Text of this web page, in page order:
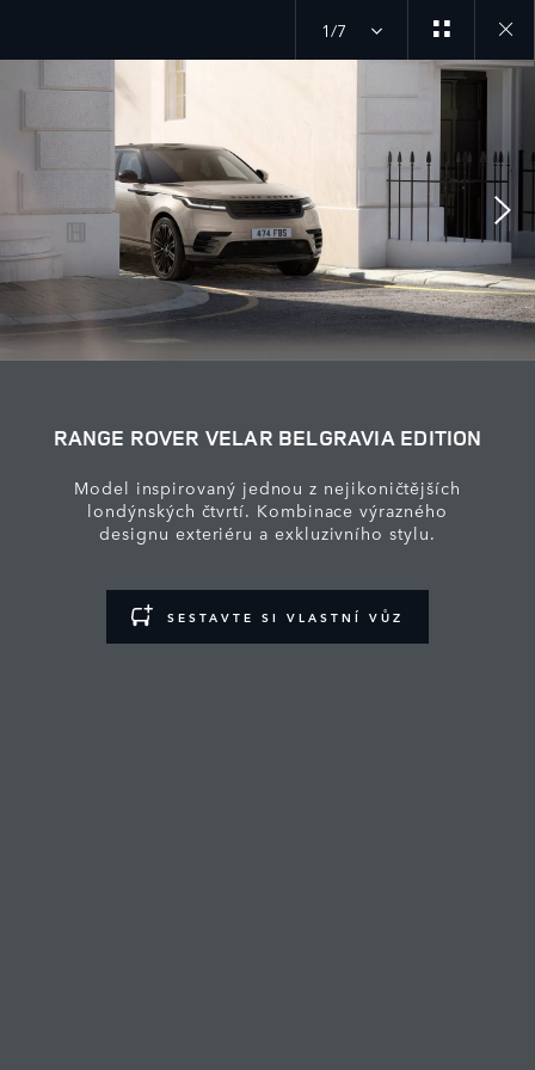
1/7
Close
RANGE ROVER VELAR BELGRAVIA EDITION
Model inspirovaný jednou z nejikoničtějších
londýnských čtvrtí. Kombinace výrazného
designu exteriéru a exkluzivního stylu.
SESTAVTE SI VLASTNÍ VŮZ